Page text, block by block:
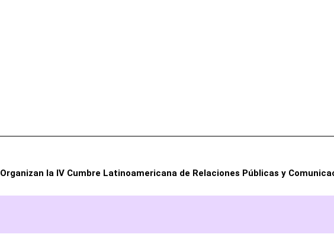
Organizan la IV Cumbre Latinoamericana de Relaciones Públicas y